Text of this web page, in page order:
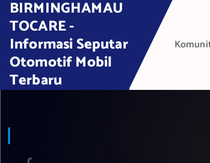
BIRMINGHAMAU
TOCARE -
Informasi Seputar
Otomotif Mobil
Terbaru